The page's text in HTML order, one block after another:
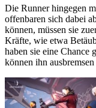
Die Runner hingegen
offenbaren sich dabei
können, müssen sie
Kräfte, wie etwa
haben sie eine Chance
können ihn